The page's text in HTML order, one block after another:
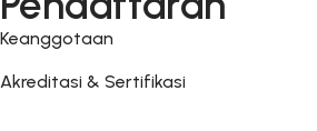
Keanggotaan
Akreditasi & Sertifikasi